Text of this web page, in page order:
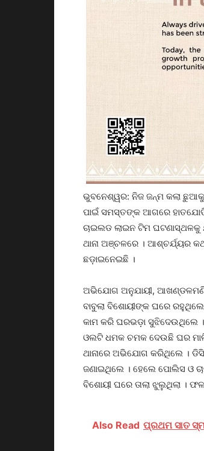
ଭୁବନେଶ୍ୱର: ନିଜ ଜନ୍ମ କଲା
ପାଇଁ ସମସ୍ତଙ୍କ ଆଗରେ
ଚାଇଲଡ ଲାଇନ ଟିମ
ଥାନା ଅଞ୍ଚଳରେ । ଆଶ୍ଚର୍ଯ୍ୟର
ଛଡ଼ାଇନେଇଛି ।
ଅଭିଯୋଗ ଅନୁଯାୟୀ, ଆଖଣ୍ଡଳମଣି
ବାବୁଲା ବିଶୋୟୀଙ୍କ ଘରେ
କାମ କରି ଘରଭଡ଼ା ସୁଝିଦେଉଥିଲେ
ଓଲଟି ଧମକ ଚମକ ଦେଉଛି ଘର
ଥାନାରେ ଅଭିଯୋଗ କରିଥିଲେ ।
ଜଣାଇଥିଲେ । ହେଲେ ପୋଲିସ ଓ
ବିଶୋୟୀ ଘରେ ତାଲା ଝୁଲୁଥିଲା ।
Also Read ପ୍ରଥମ ସାତ